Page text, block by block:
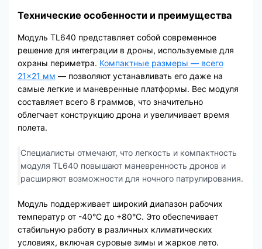
Технические особенности и преимущества
Модуль TL640 представляет собой современное
решение для интеграции в дроны, используемые для
охраны периметра. Компактные размеры — всего
21×21 мм — позволяют устанавливать его даже на
самые легкие и маневренные платформы. Вес модуля
составляет всего 8 граммов, что значительно
облегчает конструкцию дрона и увеличивает время
полета.
Специалисты отмечают, что легкость и компактность
модуля TL640 повышают маневренность дронов и
расширяют возможности для ночного патрулирования.
Модуль поддерживает широкий диапазон рабочих
температур от -40°C до +80°C. Это обеспечивает
стабильную работу в различных климатических
условиях, включая суровые зимы и жаркое лето.